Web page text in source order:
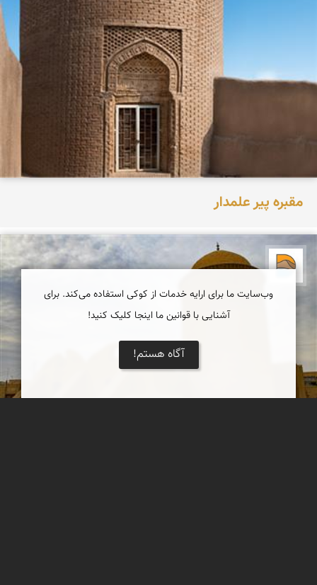
مقبره پیر علمدار
دریاچه کویر
وب‌سایت ما برای ارایه خدمات از کوکی استفاده می‌کند. برای
آشنایی با قوانین ما اینجا کلیک کنید!
آگاه هستم!